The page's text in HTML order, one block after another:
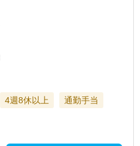
4週8休以上
通勤手当